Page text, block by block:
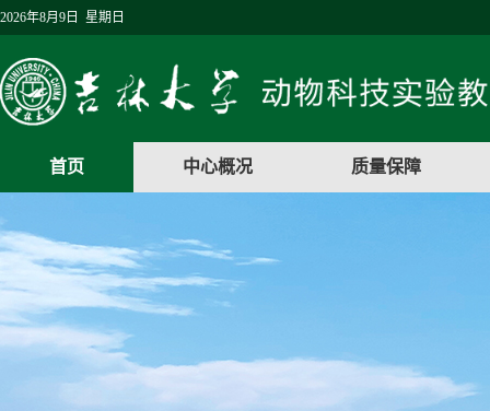
2026年8月9日 星期日
首页 中心概况 质量保障